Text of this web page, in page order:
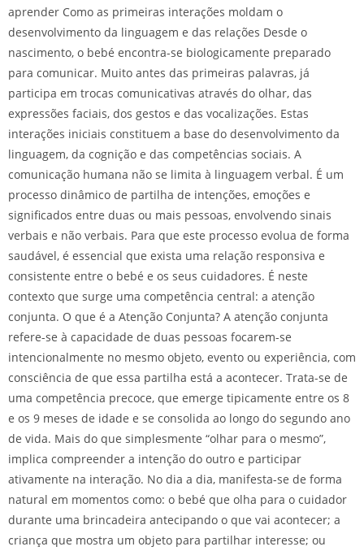
aprender Como as primeiras interações moldam o
desenvolvimento da linguagem e das relações Desde o
nascimento, o bebé encontra-se biologicamente preparado
para comunicar. Muito antes das primeiras palavras, já
participa em trocas comunicativas através do olhar, das
expressões faciais, dos gestos e das vocalizações. Estas
interações iniciais constituem a base do desenvolvimento da
linguagem, da cognição e das competências sociais. A
comunicação humana não se limita à linguagem verbal. É um
processo dinâmico de partilha de intenções, emoções e
significados entre duas ou mais pessoas, envolvendo sinais
verbais e não verbais. Para que este processo evolua de forma
saudável, é essencial que exista uma relação responsiva e
consistente entre o bebé e os seus cuidadores. É neste
contexto que surge uma competência central: a atenção
conjunta. O que é a Atenção Conjunta? A atenção conjunta
refere-se à capacidade de duas pessoas focarem-se
intencionalmente no mesmo objeto, evento ou experiência, com
consciência de que essa partilha está a acontecer. Trata-se de
uma competência precoce, que emerge tipicamente entre os 8
e os 9 meses de idade e se consolida ao longo do segundo ano
de vida. Mais do que simplesmente “olhar para o mesmo”,
implica compreender a intenção do outro e participar
ativamente na interação. No dia a dia, manifesta-se de forma
natural em momentos como: o bebé que olha para o cuidador
durante uma brincadeira antecipando o que vai acontecer; a
criança que mostra um objeto para partilhar interesse; ou